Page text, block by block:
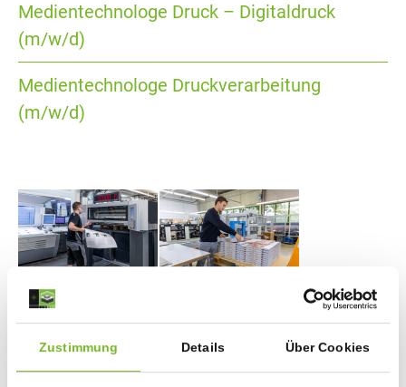
Zustimmung Details Über Cookies
Medientechnologe Druck – Digitaldruck
(m/w/d)
Medientechnologe Druckverarbeitung
(m/w/d)
WER WIR SIND